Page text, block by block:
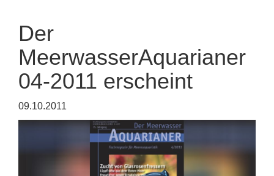
Der
MeerwasserAquarianer
04-2011 erscheint
09.10.2011